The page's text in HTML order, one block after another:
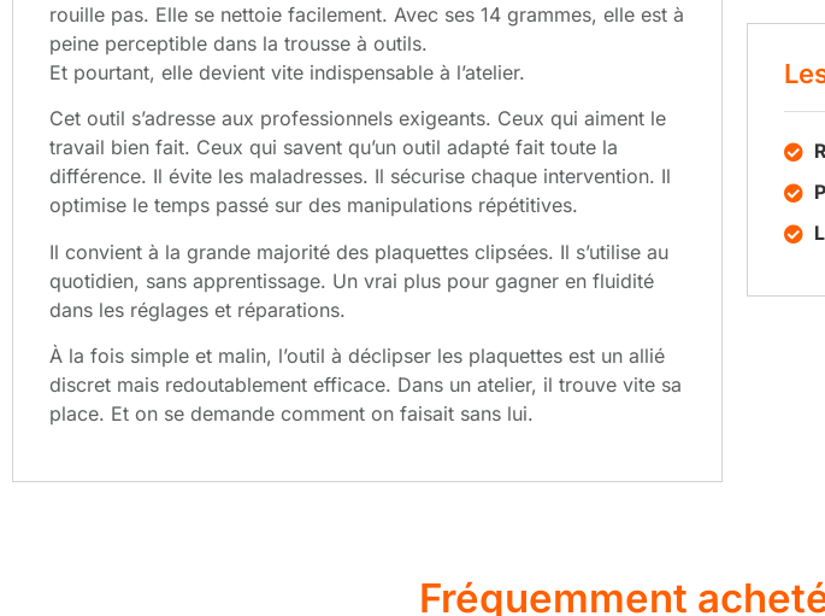
rouille pas. Elle se nettoie facilement. Avec ses 14 grammes, elle est à
peine perceptible dans la trousse à outils.
Et pourtant, elle devient vite indispensable à l’atelier.
Cet outil s’adresse aux professionnels exigeants. Ceux qui aiment le
travail bien fait. Ceux qui savent qu’un outil adapté fait toute la
différence. Il évite les maladresses. Il sécurise chaque intervention. Il
optimise le temps passé sur des manipulations répétitives.
Il convient à la grande majorité des plaquettes clipsées. Il s’utilise au
quotidien, sans apprentissage. Un vrai plus pour gagner en fluidité
dans les réglages et réparations.
À la fois simple et malin, l’outil à déclipser les plaquettes est un allié
discret mais redoutablement efficace. Dans un atelier, il trouve vite sa
place. Et on se demande comment on faisait sans lui.
Fréquemment